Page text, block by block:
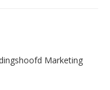
Marketing